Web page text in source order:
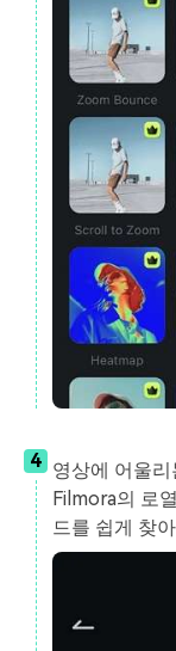
4 영상에 어울
Filmora의 로
드를 쉽게 찾